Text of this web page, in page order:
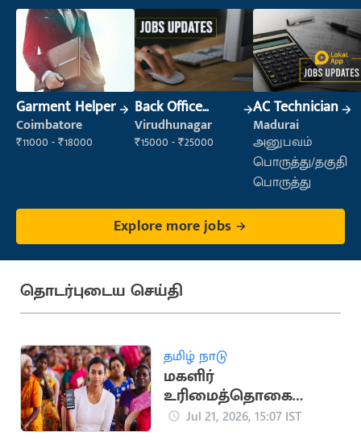
Garment Helper
Coimbatore
₹11000 - ₹18000
Back Office
Executive
(Administration)
Virudhunagar
₹15000 - ₹25000
AC Technician
Madurai
அனுபவம்
பொருத்து/தகுதி
பொருத்து
Explore more jobs
தொடர்புடைய செய்தி
தமிழ் நாடு
மகளிர்
உரிமைத்தொகை
உயர்கிறதா? புதிய
Jul 21, 2026, 15:07 IST